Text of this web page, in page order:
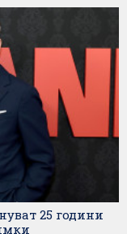
25 години